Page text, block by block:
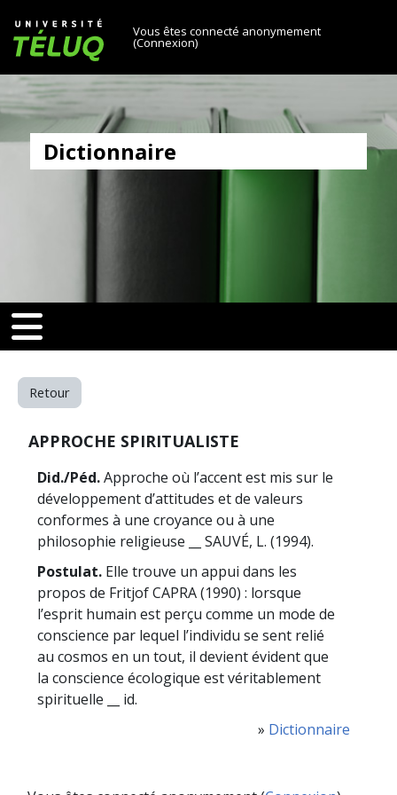
Université TÉLUQ
Vous êtes connecté anonymement
(Connexion)
Dictionnaire
[[nav-toggle]]
toggle]]
Retour
APPROCHE SPIRITUALISTE
Did./Péd.Approche où l’accent est mis sur le
développement d’attitudes et de valeurs
conformes à une croyance ou à une
philosophie religieuse __ SAUVÉ, L. (1994).
Postulat. Elle trouve un appui dans les
propos de Fritjof CAPRA (1990) : lorsque
l’esprit humain est perçu comme un mode de
conscience par lequel l’individu se sent relié
au cosmos en un tout, il devient évident que
la conscience écologique est véritablement
spirituelle __ id.
» Dictionnaire